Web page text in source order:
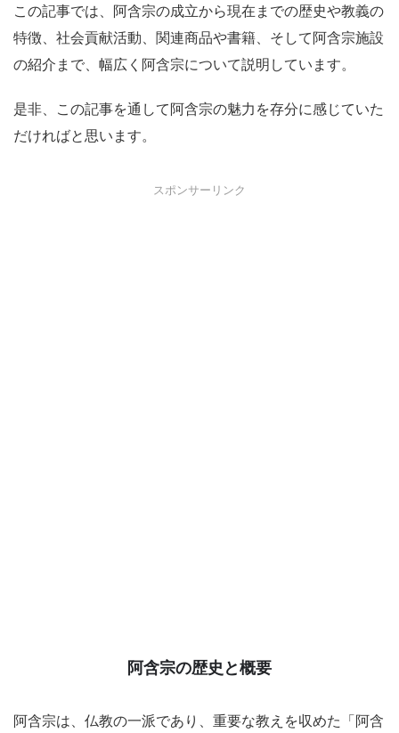
この記事では、阿含宗の成立から現在までの歴史や教義の
特徴、社会貢献活動、関連商品や書籍、そして阿含宗施設
の紹介まで、幅広く阿含宗について説明しています。
是非、この記事を通して阿含宗の魅力を存分に感じていた
だければと思います。
スポンサーリンク
阿含宗の歴史と概要
阿含宗は、仏教の一派であり、重要な教えを収めた「阿含